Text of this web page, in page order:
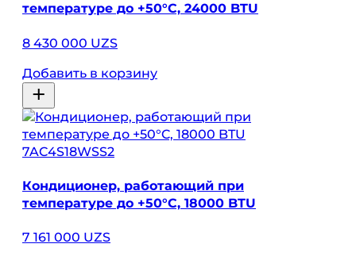
температуре до +50°C, 24000 BTU
8 430 000 UZS
Добавить в корзину
7AC4S18WSS2
Кондиционер, работающий при
температуре до +50°C, 18000 BTU
7 161 000 UZS